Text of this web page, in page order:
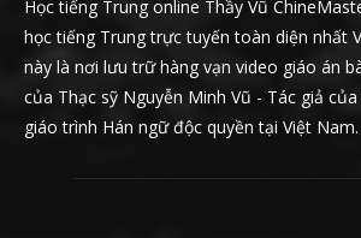
Học tiếng Trung online Thầy Vũ
học tiếng Trung trực tuyến toàn diện nhất
này là nơi lưu trữ hàng vạn video giáo án
của Thạc sỹ Nguyễn Minh Vũ - Tác giả
giáo trình Hán ngữ độc quyền tại Việt Nam.